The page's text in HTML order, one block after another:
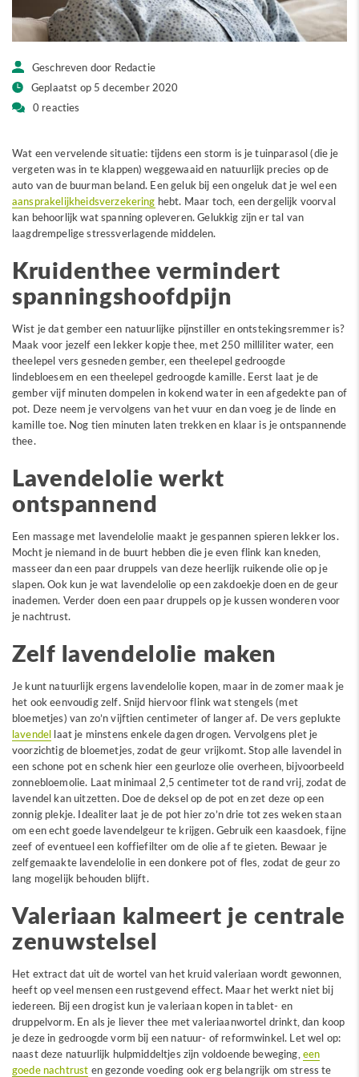
Geschreven door Redactie
Geplaatst op 5 december 2020
0 reacties
Wat een vervelende situatie: tijdens een storm is je tuinparasol (die je
vergeten was in te klappen) weggewaaid en natuurlijk precies op de
auto van de buurman beland. Een geluk bij een ongeluk dat je wel een
aansprakelijkheidsverzekering hebt. Maar toch, een dergelijk voorval
kan behoorlijk wat spanning opleveren. Gelukkig zijn er tal van
laagdrempelige stressverlagende middelen.
Kruidenthee vermindert
spanningshoofdpijn
Wist je dat gember een natuurlijke pijnstiller en ontstekingsremmer is?
Maak voor jezelf een lekker kopje thee, met 250 milliliter water, een
theelepel vers gesneden gember, een theelepel gedroogde
lindebloesem en een theelepel gedroogde kamille. Eerst laat je de
gember vijf minuten dompelen in kokend water in een afgedekte pan of
pot. Deze neem je vervolgens van het vuur en dan voeg je de linde en
kamille toe. Nog tien minuten laten trekken en klaar is je ontspannende
thee.
Lavendelolie werkt
ontspannend
Een massage met lavendelolie maakt je gespannen spieren lekker los.
Mocht je niemand in de buurt hebben die je even flink kan kneden,
masseer dan een paar druppels van deze heerlijk ruikende olie op je
slapen. Ook kun je wat lavendelolie op een zakdoekje doen en de geur
inademen. Verder doen een paar druppels op je kussen wonderen voor
je nachtrust.
Zelf lavendelolie maken
Je kunt natuurlijk ergens lavendelolie kopen, maar in de zomer maak je
het ook eenvoudig zelf. Snijd hiervoor flink wat stengels (met
bloemetjes) van zo’n vijftien centimeter of langer af. De vers geplukte
lavendel laat je minstens enkele dagen drogen. Vervolgens plet je
voorzichtig de bloemetjes, zodat de geur vrijkomt. Stop alle lavendel in
een schone pot en schenk hier een geurloze olie overheen, bijvoorbeeld
zonnebloemolie. Laat minimaal 2,5 centimeter tot de rand vrij, zodat de
lavendel kan uitzetten. Doe de deksel op de pot en zet deze op een
zonnig plekje. Idealiter laat je de pot hier zo’n drie tot zes weken staan
om een echt goede lavendelgeur te krijgen. Gebruik een kaasdoek, fijne
zeef of eventueel een koffiefilter om de olie af te gieten. Bewaar je
zelfgemaakte lavendelolie in een donkere pot of fles, zodat de geur zo
lang mogelijk behouden blijft.
Valeriaan kalmeert je centrale
zenuwstelsel
Het extract dat uit de wortel van het kruid valeriaan wordt gewonnen,
heeft op veel mensen een rustgevend effect. Maar het werkt niet bij
iedereen. Bij een drogist kun je valeriaan kopen in tablet- en
druppelvorm. En als je liever thee met valeriaanwortel drinkt, dan koop
je deze in gedroogde vorm bij een natuur- of reformwinkel. Let wel op:
naast deze natuurlijk hulpmiddeltjes zijn voldoende beweging, een
goede nachtrust en gezonde voeding ook erg belangrijk om stress te